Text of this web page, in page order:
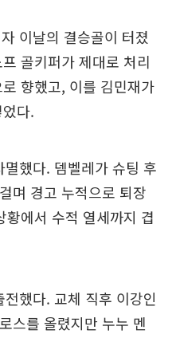
이날의 결승골이 터졌
골키퍼가 제대로 처리
향했고, 이를 김민재가
다.
했다. 뎀벨레가 슈팅 후
며 경고 누적으로 퇴장
황에서 수적 열세까지 겹
했다. 교체 직후 이강인
스를 올렸지만 누누 멘